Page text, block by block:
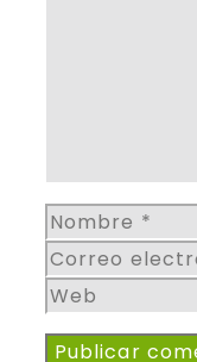
Nombre
Correo
electrónico
Web